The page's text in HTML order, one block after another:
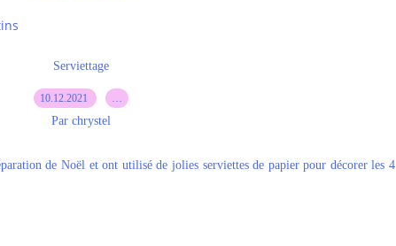
Serviettage
10.12.2021
Par chrystel
de Noël et ont utilisé de jolies serviettes de papier pour décorer les 4